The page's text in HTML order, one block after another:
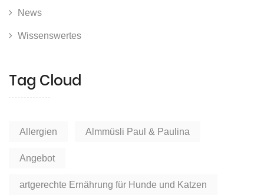
News
Wissenswertes
Tag Cloud
Allergien Almmüsli Paul & Paulina
Angebot
artgerechte Ernährung für Hunde und Katzen